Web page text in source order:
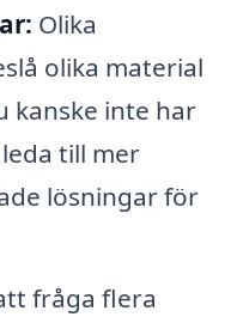
Olika
olika material
kanske inte har
till mer
lösningar för
fråga flera